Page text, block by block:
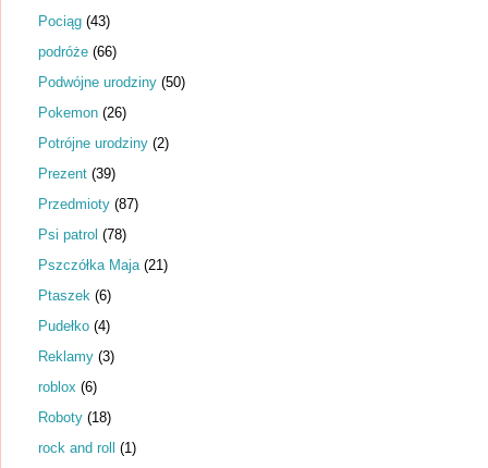
Pociąg (43)
podróże (66)
Podwójne urodziny (50)
Pokemon (26)
Potrójne urodziny (2)
Prezent (39)
Przedmioty (87)
Psi patrol (78)
Pszczółka Maja (21)
Ptaszek (6)
Pudełko (4)
Reklamy (3)
roblox (6)
Roboty (18)
rock and roll (1)